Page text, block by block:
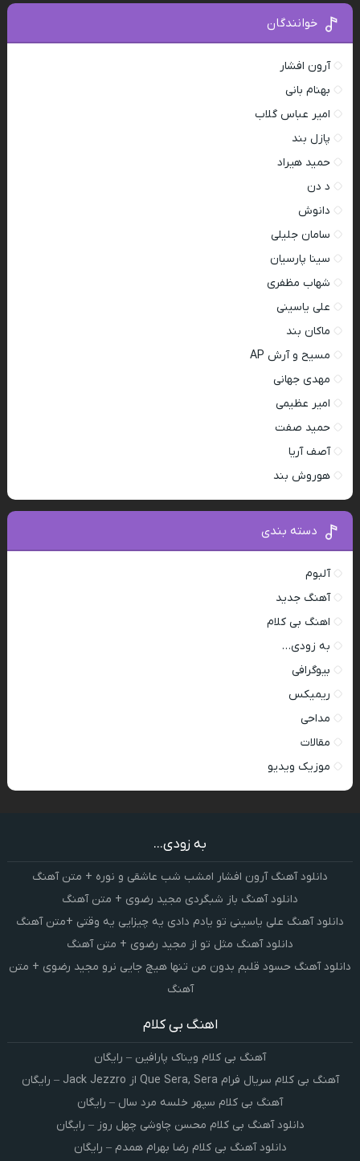
خوانندگان
آرون افشار
بهنام بانی
امیر عباس گلاب
پازل بند
حمید هیراد
د دن
دانوش
سامان جلیلی
سینا پارسیان
شهاب مظفری
علی یاسینی
ماکان بند
مسیح و آرش AP
مهدی جهانی
امیر عظیمی
حمید صفت
آصف آریا
هوروش بند
دسته بندی
آلبوم
آهنگ جدید
اهنگ بی کلام
به زودی…
بیوگرافی
ریمیکس
مداحی
مقالات
موزیک ویدیو
به زودی...
دانلود آهنگ آرون افشار امشب شب عاشقی و نوره + متن آهنگ
دانلود آهنگ باز شبگردی مجید رضوی + متن آهنگ
دانلود آهنگ علی یاسینی تو یادم دادی یه چیزایی یه وقتی +متن آهنگ
دانلود آهنگ مثل تو از مجید رضوی + متن آهنگ
دانلود آهنگ حسود قلبم بدون من تنها هیچ جایی نرو مجید رضوی + متن
آهنگ
اهنگ بی کلام
آهنگ بی کلام ویناک پارافین – رایگان
آهنگ بی کلام سریال فرام Que Sera, Sera از Jack Jezzro – رایگان
آهنگ بی کلام سپهر خلسه مرد سال – رایگان
دانلود آهنگ بی کلام محسن چاوشی چهل روز – رایگان
دانلود آهنگ بی کلام رضا بهرام همدم – رایگان